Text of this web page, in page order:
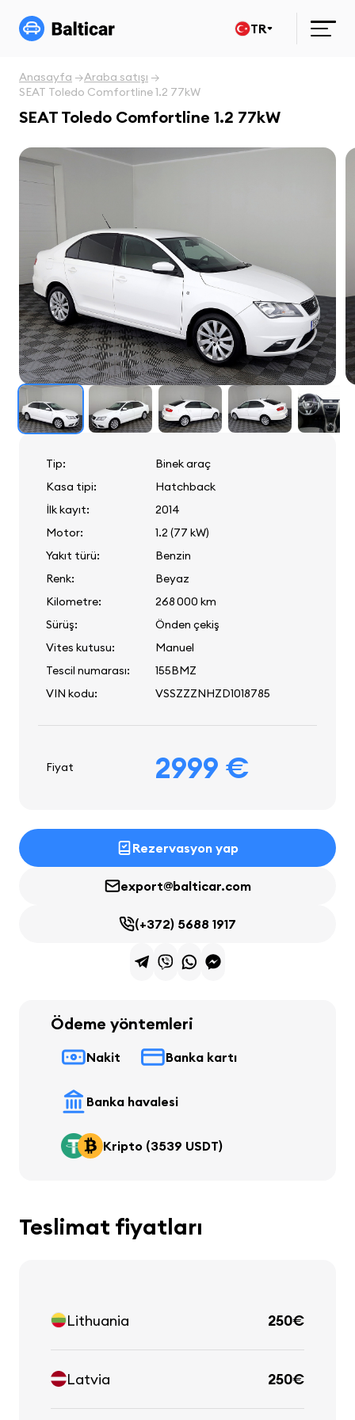
TR
Anasayfa
Araba satışı
SEAT Toledo Comfortline 1.2 77kW
SEAT Toledo Comfortline 1.2 77kW
Tip:
Binek araç
Kasa tipi:
Hatchback
İlk kayıt:
2014
Motor:
1.2 (77 kW)
Yakıt türü:
Benzin
Renk:
Beyaz
Kilometre:
268 000 km
Sürüş:
Önden çekiş
Vites kutusu:
Manuel
Tescil numarası:
155BMZ
VIN kodu:
VSSZZZNHZD1018785
Fiyat 2999 €
Rezervasyon yap
export@balticar.com
(+372) 5688 1917
Ödeme yöntemleri
Nakit Banka kartı
Banka havalesi
Kripto (3539 USDT)
Teslimat fiyatları
Lithuania 250€
Latvia 250€